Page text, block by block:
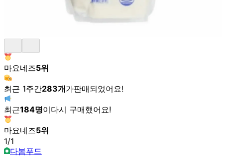
마요네즈5위
최근 1주간283개가판매되었어요!
최근184명이다시 구매했어요!
마요네즈5위
1/1
다봄푸드